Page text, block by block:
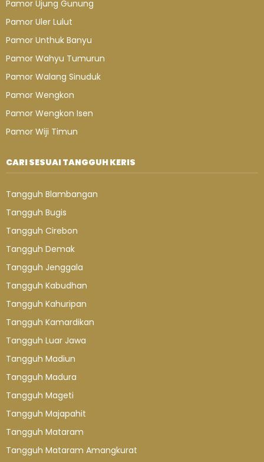
Pamor Ujung Gunung
Pamor Uler Lulut
Pamor Unthuk Banyu
Pamor Wahyu Tumurun
Pamor Walang Sinuduk
Pamor Wengkon
Pamor Wengkon Isen
Pamor Wiji Timun
CARI SESUAI TANGGUH KERIS
Tangguh Blambangan
Tangguh Bugis
Tangguh Cirebon
Tangguh Demak
Tangguh Jenggala
Tangguh Kabudhan
Tangguh Kahuripan
Tangguh Kamardikan
Tangguh Luar Jawa
Tangguh Madiun
Tangguh Madura
Tangguh Mageti
Tangguh Majapahit
Tangguh Mataram
Tangguh Mataram Amangkurat